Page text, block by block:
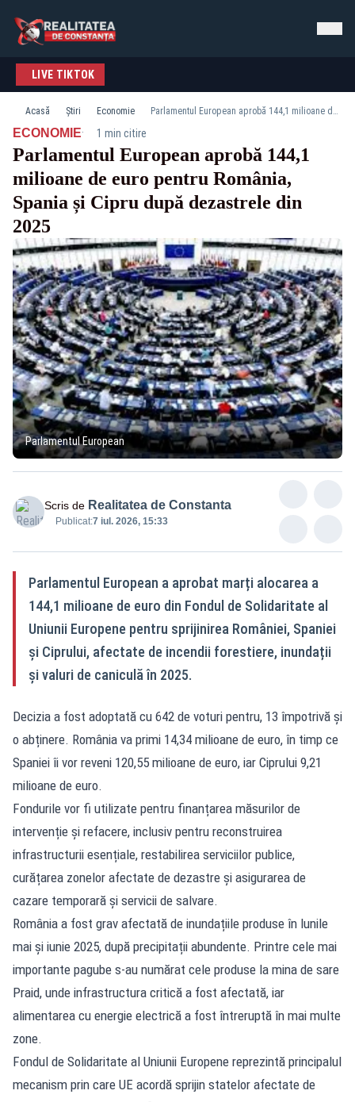
LIVE TIKTOK
Acasă Știri Economie Parlamentul European aprobă 144,1 milioane de euro pentru România, Spania și Cipru după dezastrele din 2025
ECONOMIE· 1 min citire
Parlamentul European aprobă 144,1
milioane de euro pentru România,
Spania și Cipru după dezastrele din
2025
Parlamentul European
Scris de Realitatea de Constanta
Publicat:7 iul. 2026, 15:33
Parlamentul European a aprobat marți alocarea a
144,1 milioane de euro din Fondul de Solidaritate al
Uniunii Europene pentru sprijinirea României, Spaniei
și Ciprului, afectate de incendii forestiere, inundații
și valuri de caniculă în 2025.
Decizia a fost adoptată cu 642 de voturi pentru, 13 împotrivă și
o abținere. România va primi 14,34 milioane de euro, în timp ce
Spaniei îi vor reveni 120,55 milioane de euro, iar Ciprului 9,21
milioane de euro.
Fondurile vor fi utilizate pentru finanțarea măsurilor de
intervenție și refacere, inclusiv pentru reconstruirea
infrastructurii esențiale, restabilirea serviciilor publice,
curățarea zonelor afectate de dezastre și asigurarea de
cazare temporară și servicii de salvare.
România a fost grav afectată de inundațiile produse în lunile
mai și iunie 2025, după precipitații abundente. Printre cele mai
importante pagube s-au numărat cele produse la mina de sare
Praid, unde infrastructura critică a fost afectată, iar
alimentarea cu energie electrică a fost întreruptă în mai multe
zone.
Fondul de Solidaritate al Uniunii Europene reprezintă principalul
mecanism prin care UE acordă sprijin statelor afectate de